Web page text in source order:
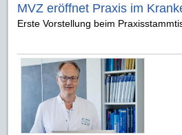
MVZ eröffnet Praxis im
Erste Vorstellung beim